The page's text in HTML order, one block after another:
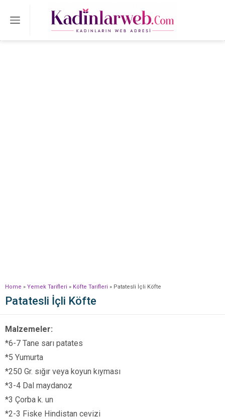
Home » Yemek Tarifleri » Köfte Tarifleri » Patatesli İçli Köfte
Patatesli İçli Köfte
Malzemeler:
*6-7 Tane sarı patates
*5 Yumurta
*250 Gr. sığır veya koyun kıyması
*3-4 Dal maydanoz
*3 Çorba k. un
*2-3 Fiske Hindistan cevizi